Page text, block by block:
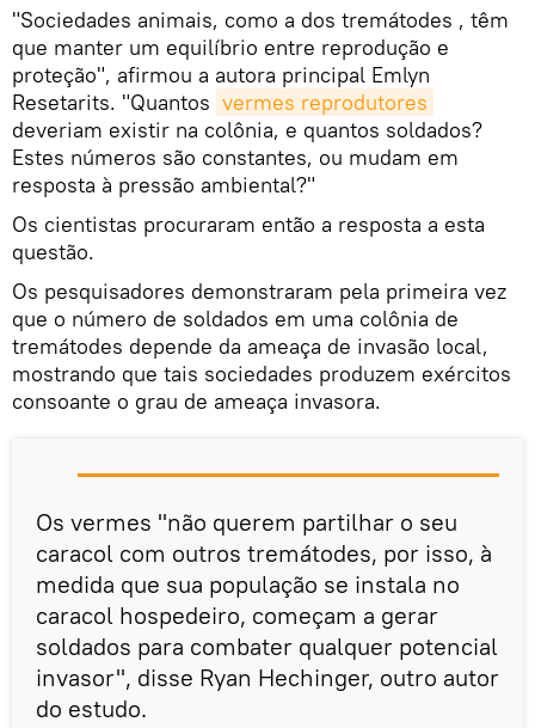
"Sociedades animais, como a dos tremátodes , têm
que manter um equilíbrio entre reprodução e
proteção", afirmou a autora principal Emlyn
Resetarits. "Quantos vermes reprodutores
deveriam existir na colônia, e quantos soldados?
Estes números são constantes, ou mudam em
resposta à pressão ambiental?"
Os cientistas procuraram então a resposta a esta
questão.
Os pesquisadores demonstraram pela primeira vez
que o número de soldados em uma colônia de
tremátodes depende da ameaça de invasão local,
mostrando que tais sociedades produzem exércitos
consoante o grau de ameaça invasora.
Os vermes "não querem partilhar o seu
caracol com outros tremátodes, por isso, à
medida que sua população se instala no
caracol hospedeiro, começam a gerar
soldados para combater qualquer potencial
invasor", disse Ryan Hechinger, outro autor
do estudo.